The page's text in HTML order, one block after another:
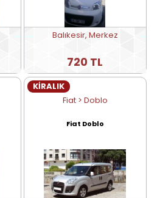
Balıkesir, Merkez
720 TL
KİRALIK
Fiat > Doblo
Fiat Doblo